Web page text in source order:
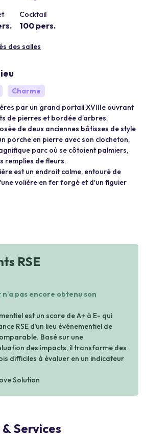
Cocktail
100 pers.
des salles
Charme
par un grand portail XVIIIe ouvrant
de pierres et bordée d’arbres.
de deux anciennes bâtisses de style
porche en pierre avec son clocheton,
parc où se côtoient palmiers,
remplies de fleurs.
est un endroit calme, entouré de
volière en fer forgé et d'un figuier
RSE
pas encore obtenu son
est un score de A+ à E- qui
RSE d’un lieu événementiel de
Basé sur une
des impacts, il transforme des
difficiles à évaluer en un indicateur
Solution
Services